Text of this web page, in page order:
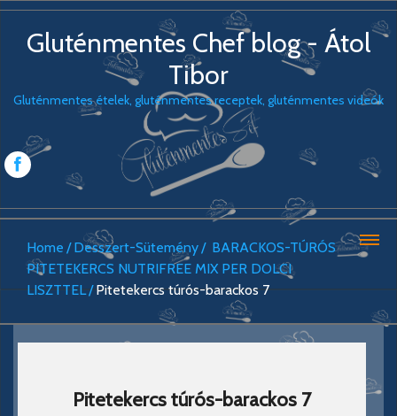
Gluténmentes Chef blog - Átol
Tibor
Gluténmentes ételek, gluténmentes receptek, gluténmentes videók
Home Desszert-Sütemény
BARACKOS-TÚRÓS
PITETEKERCS NUTRIFREE MIX PER DOLCI
LISZTTEL Pitetekercs túrós-barackos 7
Pitetekercs túrós-barackos 7